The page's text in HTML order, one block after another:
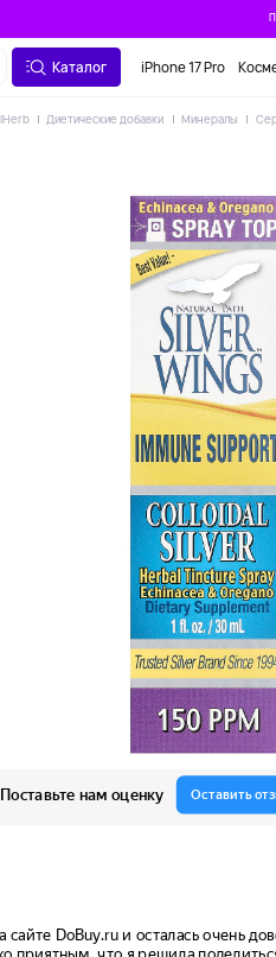
Каталог iPhone 17 Pro
IHerb Диетические добавки Минералы